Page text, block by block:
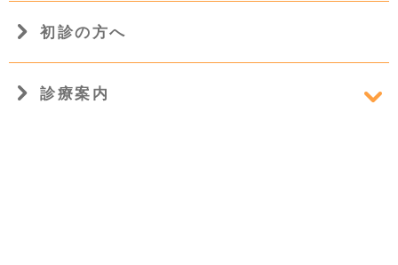
初診の方へ
診療案内